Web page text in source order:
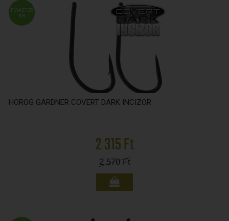
FMASTER
ÁR
HOROG GARDNER COVERT DARK INCIZOR
2 315 Ft
2 570Ft